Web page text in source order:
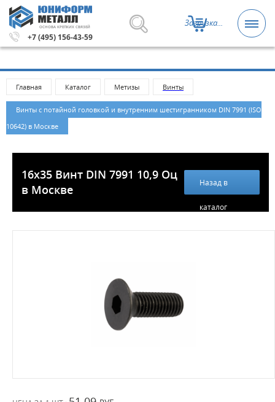
ОСНОВА КРЕПКИХ СВЯЗЕЙ
+7 (495) 156-43-59
Загрузка...
и крепежные изделия оптом. Минимальная сумма
Главная Каталог Метизы Винты
Винты с потайной головкой и внутренним шестигранником DIN 7991 (ISO
10642) в Москве
16х35 Винт DIN 7991 10,9 Оц
в Москве
Назад в
каталог